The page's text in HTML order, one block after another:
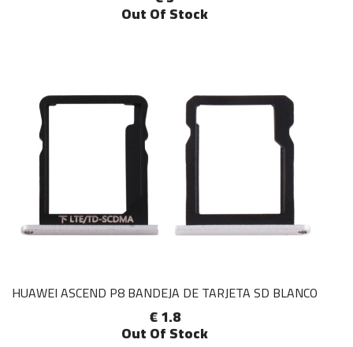
Out Of Stock
HUAWEI ASCEND P8 BANDEJA DE TARJETA SD BLANCO
€ 1.8
Out Of Stock